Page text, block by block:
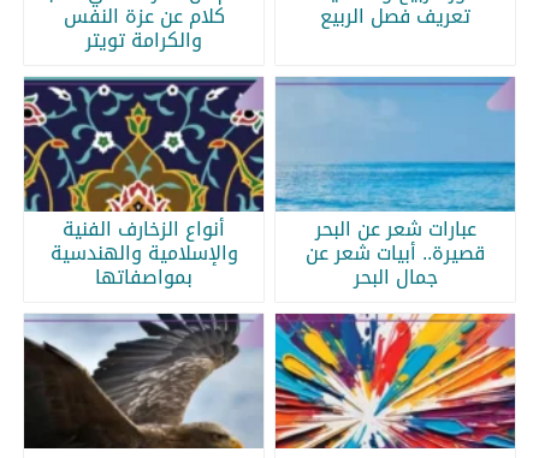
تعريف فصل الربيع كلام عن عزة النفس
والكرامة تويتر
عبارات شعر عن البحر
قصيرة.. أبيات شعر عن
جمال البحر
أنواع الزخارف الفنية
والإسلامية والهندسية
بمواصفاتها